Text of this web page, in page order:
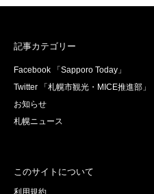
記事カテゴリー
Facebook 「Sapporo Today」
Twitter 「札幌市観光・MICE推進部」
お知らせ
札幌ニュース
このサイトについて
利用規約